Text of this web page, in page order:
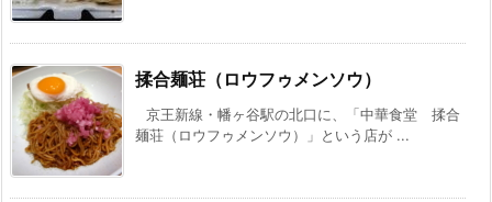
揉合麺荘（ロウフゥメンソウ）
京王新線・幡ヶ谷駅の北口に、「中華食堂 揉合
麺荘（ロウフゥメンソウ）」という店が ...